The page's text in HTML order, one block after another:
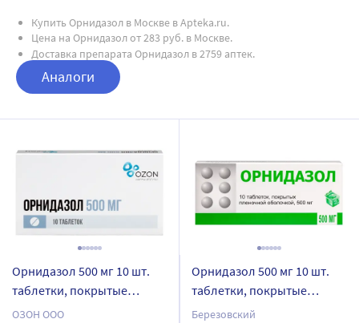
Купить Орнидазол в Москве в Apteka.ru.
Цена на Орнидазол от 283 руб. в Москве.
Доставка препарата Орнидазол в 2759 аптек.
Аналоги
Орнидазол 500 мг 10 шт.
таблетки, покрытые
пленочной оболочкой
ОЗОН ООО
Орнидазол 500 мг 10 шт.
таблетки, покрытые
пленочной оболочкой
Березовский